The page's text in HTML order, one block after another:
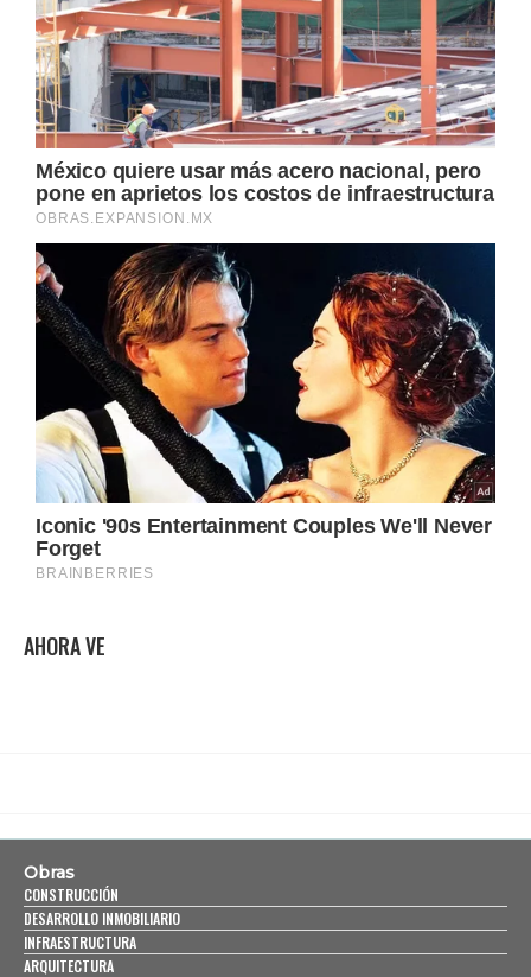
AHORA VE
Obras
CONSTRUCCIÓN
DESARROLLO INMOBILIARIO
INFRAESTRUCTURA
ARQUITECTURA